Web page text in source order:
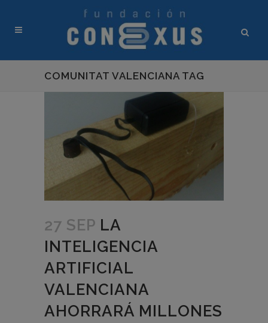
COMUNITAT VALENCIANA TAG
27 SEP LA
INTELIGENCIA
ARTIFICIAL
VALENCIANA
AHORRARÁ MILLONES